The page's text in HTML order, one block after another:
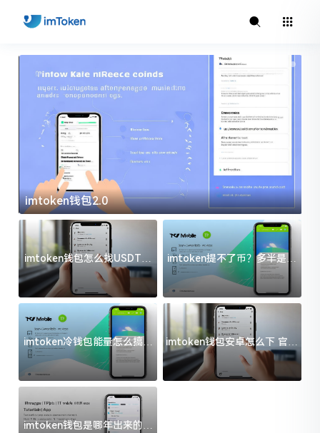
imtoken钱包2.0
imtoken钱包怎么找USDT地
址？三步搞定不踩坑
imtoken提不了币？多半是这
几件事没处理好
imtoken冷钱包能量怎么搞？
过来人告诉你门道
imtoken钱包安卓怎么下 官方
渠道避坑指南
imtoken钱包是哪年出来的？